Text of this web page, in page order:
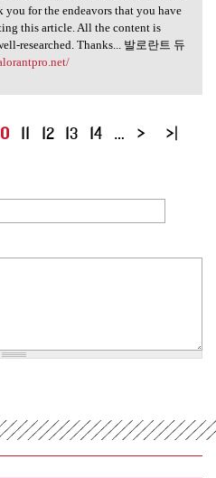
you for the endeavors that you have
this article. All the content is
researched. Thanks... 발로란트 듀
11 12 13 14 …